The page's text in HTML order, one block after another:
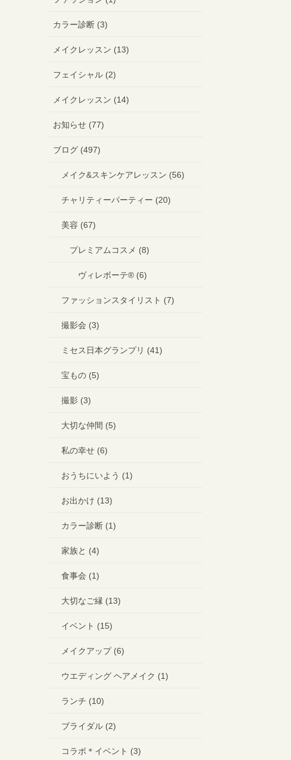
カラー診断 (3)
メイクレッスン (13)
フェイシャル (2)
メイクレッスン (14)
お知らせ (77)
ブログ (497)
メイク&スキンケアレッスン (56)
チャリティーパーティー (20)
美容 (67)
プレミアムコスメ (8)
ヴィレボーテ®︎ (6)
ファッションスタイリスト (7)
撮影会 (3)
ミセス日本グランプリ (41)
宝もの (5)
撮影 (3)
大切な仲間 (5)
私の幸せ (6)
おうちにいよう (1)
お出かけ (13)
カラー診断 (1)
家族と (4)
食事会 (1)
大切なご縁 (13)
イベント (15)
メイクアップ (6)
ウエディング ヘアメイク (1)
ランチ (10)
ブライダル (2)
コラボ＊イベント (3)